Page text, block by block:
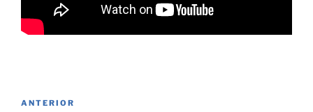
Navegación
Entrada
ANTERIOR